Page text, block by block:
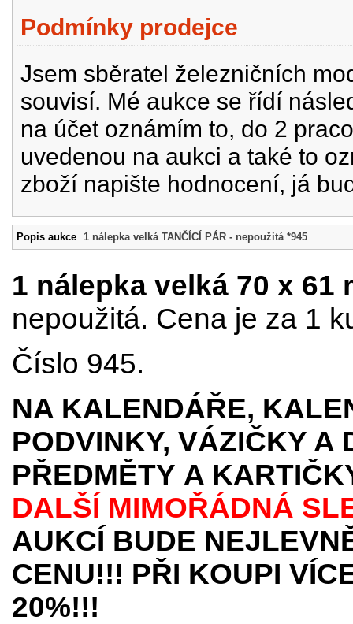
Podmínky prodejce
Jsem sběratel železničních
souvisí. Mé aukce se řídí
na účet oznámím to, do 2
uvedenou na aukci a také to
zboží napište hodnocení, já
Popis aukce 1 nálepka velká TANČÍCÍ PÁR - nepoužitá *945
1 nálepka velká 70 x 61
nepoužitá. Cena je za 1
Číslo 945.
NA KALENDÁŘE,
PODVINKY, VÁZIČKY A
PŘEDMĚTY A
DALŠÍ MIMOŘÁDNÁ
AUKCÍ BUDE
CENU!!! PŘI KOUPI
20%!!!